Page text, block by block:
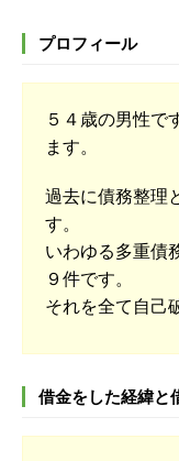
プロフィール
５４歳の男性で
ます。
過去に債務整理
す。
いわゆる多重債
９件です。
それを全て自己
借金をした経緯と